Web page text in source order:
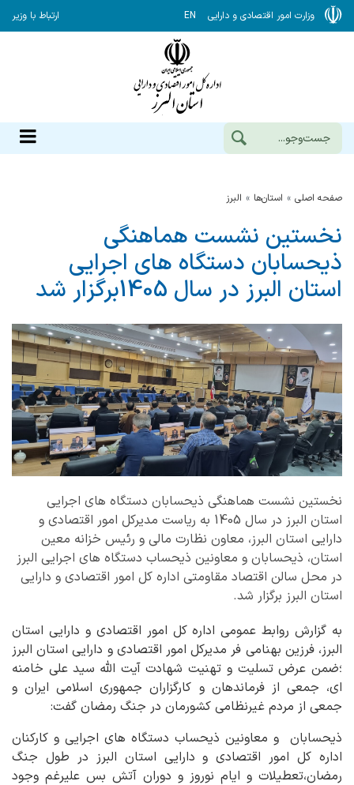
وزارت امور اقتصادی و دارایی EN ارتباط با وزیر
صفحه اصلی استان‌ها البرز
نخستین نشست هماهنگی
ذیحسابان دستگاه های اجرایی
استان البرز در سال 1405برگزار شد
نخستین نشست هماهنگی ذیحسابان دستگاه های اجرایی
استان البرز در سال 1405 به ریاست مدیرکل امور اقتصادی و
دارایی استان البرز، معاون نظارت مالی و رئیس خزانه معین
استان، ذیحسابان و معاونین ذیحساب دستگاه های اجرایی البرز
در محل سالن اقتصاد مقاومتی اداره کل امور اقتصادی و دارایی
استان البرز برگزار شد.
به گزارش روابط عمومی اداره کل امور اقتصادی و دارایی استان
البرز، فرزین بهنامی فر مدیرکل امور اقتصادی و دارایی استان البرز
؛ضمن عرض تسلیت و تهنیت شهادت آیت الله سید علی خامنه
ای، جمعی از فرماندهان و کارگزاران جمهوری اسلامی ایران و
جمعی از مردم غیرنظامی کشورمان در جنگ رمضان گفت:
ذیحسابان و معاونین ذیحساب دستگاه های اجرایی و کارکنان
اداره کل امور اقتصادی و دارایی استان البرز در طول جنگ
رمضان،تعطیلات و ایام نوروز و دوران آتش بس علیرغم وجود